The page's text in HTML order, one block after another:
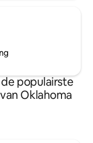
populairste
Oklahoma